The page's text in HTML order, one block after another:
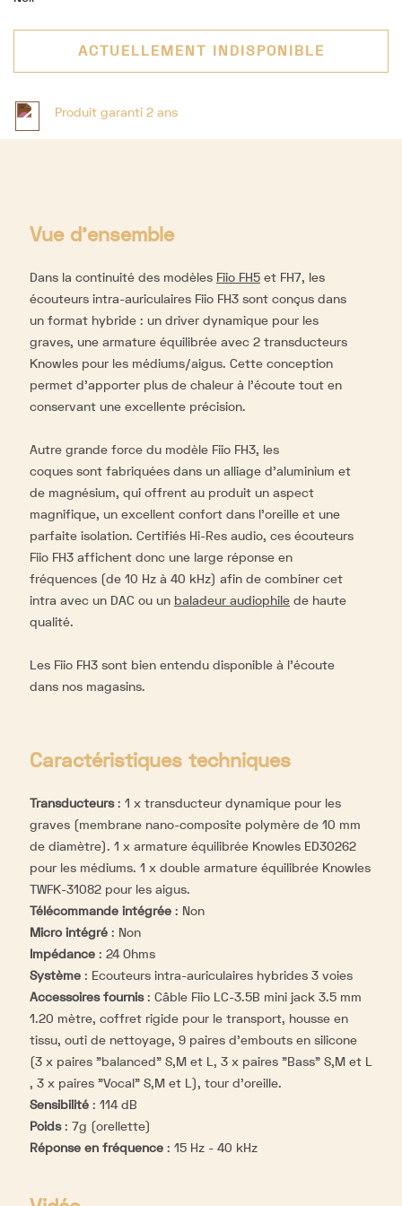
ACTUELLEMENT INDISPONIBLE
Produit garanti 2 ans
Vue d'ensemble
Dans la continuité des modèles Fiio FH5 et FH7, les
écouteurs intra-auriculaires Fiio FH3 sont conçus dans
un format hybride : un driver dynamique pour les
graves, une armature équilibrée avec 2 transducteurs
Knowles pour les médiums/aigus. Cette conception
permet d'apporter plus de chaleur à l'écoute tout en
conservant une excellente précision.
Autre grande force du modèle Fiio FH3, les
coques sont fabriquées dans un alliage d'aluminium et
de magnésium, qui offrent au produit un aspect
magnifique, un excellent confort dans l'oreille et une
parfaite isolation. Certifiés Hi-Res audio, ces écouteurs
Fiio FH3 affichent donc une large réponse en
fréquences (de 10 Hz à 40 kHz) afin de combiner cet
intra avec un DAC ou un baladeur audiophile de haute
qualité.
Les Fiio FH3 sont bien entendu disponible à l'écoute
dans nos magasins.
Caractéristiques techniques
Transducteurs: 1 x transducteur dynamique pour les
graves (membrane nano-composite polymère de 10 mm
de diamètre). 1 x armature équilibrée Knowles ED30262
pour les médiums. 1 x double armature équilibrée Knowles
TWFK-31082 pour les aigus.
Télécommande intégrée : Non
Micro intégré : Non
Impédance : 24 Ohms
Système : Ecouteurs intra-auriculaires hybrides 3 voies
Accessoires fournis: Câble Fiio LC-3.5B mini jack 3.5 mm
1.20 mètre, coffret rigide pour le transport, housse en
tissu, outi de nettoyage, 9 paires d'embouts en silicone
(3 x paires "balanced" S,M et L, 3 x paires "Bass" S,M et L
, 3 x paires "Vocal" S,M et L), tour d'oreille.
Sensibilité : 114 dB
Poids: 7g (orellette)
Réponse en fréquence : 15 Hz - 40 kHz